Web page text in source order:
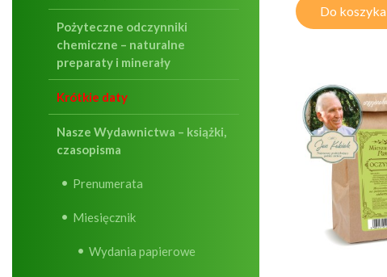
Pożyteczne odczynniki
chemiczne – naturalne
preparaty i minerały
Krótkie daty
Nasze Wydawnictwa – książki,
czasopisma
Prenumerata
Miesięcznik
Wydania papierowe
Do koszyka